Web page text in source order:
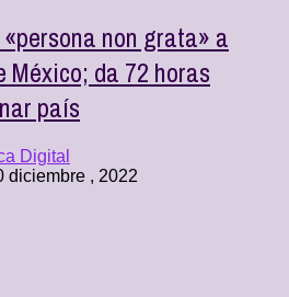
non grata» a
México; da 72 horas
país
Digital
diciembre , 2022